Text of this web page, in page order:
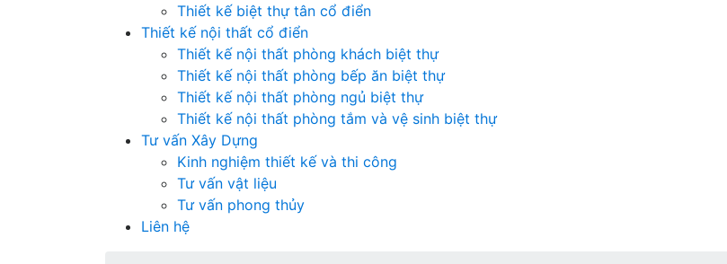
Thiết kế biệt thự tân cổ điển
Thiết kế nội thất cổ điển
Thiết kế nội thất phòng khách biệt thự
Thiết kế nội thất phòng bếp ăn biệt thự
Thiết kế nội thất phòng ngủ biệt thự
Thiết kế nội thất phòng tắm và vệ sinh biệt thự
Tư vấn Xây Dựng
Kinh nghiệm thiết kế và thi công
Tư vấn vật liệu
Tư vấn phong thủy
Liên hệ